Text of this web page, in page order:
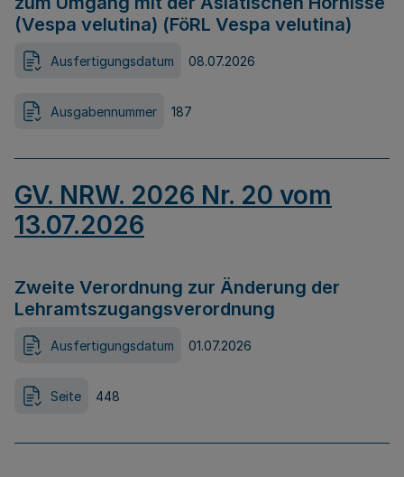
(Vespa velutina) (FöRL Vespa velutina)
Ausfertigungsdatum 08.07.2026
Ausgabennummer 187
GV. NRW. 2026 Nr. 20 vom
13.07.2026
Zweite Verordnung zur Änderung der
Lehramtszugangsverordnung
Ausfertigungsdatum 01.07.2026
Seite 448